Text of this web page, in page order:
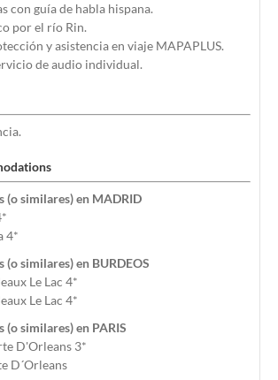
con guía de habla hispana.
por el río Rin.
y asistencia en viaje MAPAPLUS.
de audio individual.
(o similares) en MADRID
4*
(o similares) en BURDEOS
Le Lac 4*
Le Lac 4*
(o similares) en PARIS
D'Orleans 3*
D´Orleans